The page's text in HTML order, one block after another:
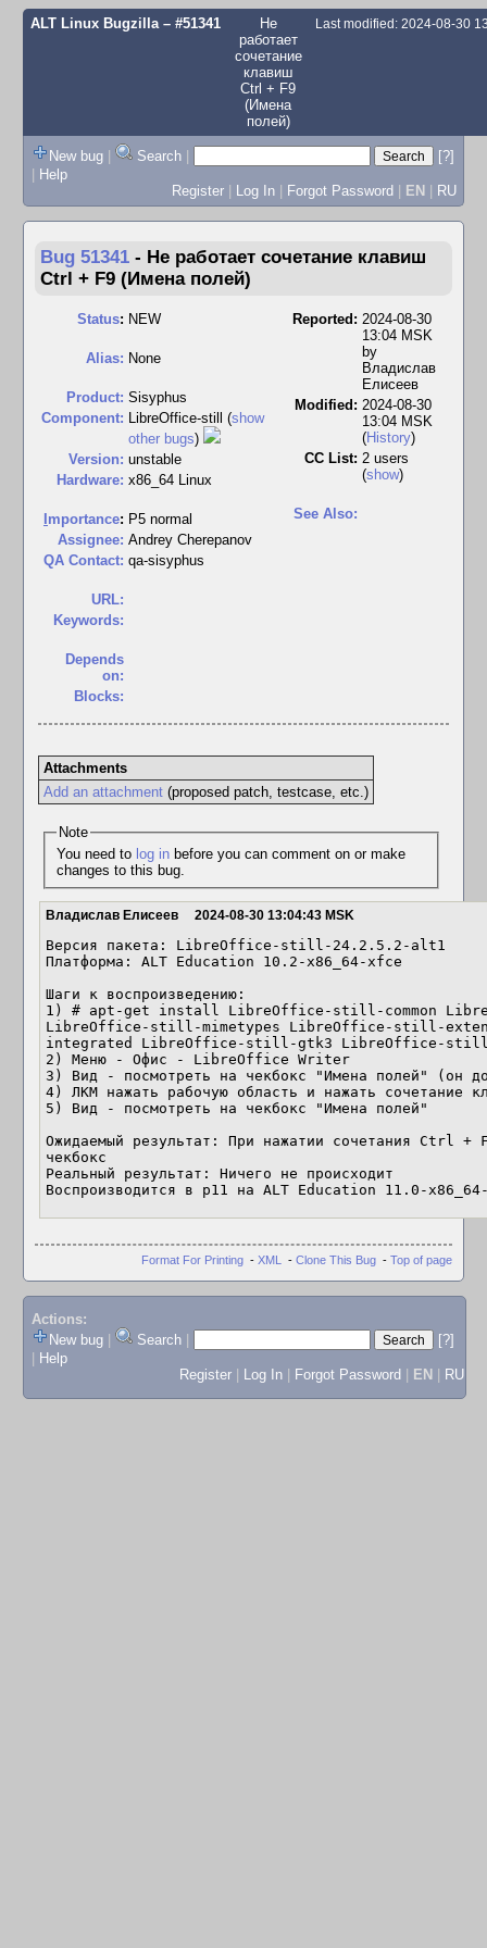
ALT Linux Bugzilla– #51341
Не
работает
сочетание
клавиш
Ctrl + F9
(Имена
полей)
Last modified: 2024-08-30
New bug | Search |
[?]
| Help
Register | Log In | Forgot Password | EN | RU
Bug 51341 - Не работает сочетание клавиш
Ctrl + F9 (Имена полей)
Status: NEW
Alias: None
Product: Sisyphus
Component: LibreOffice-still (show
other bugs)
Version: unstable
Hardware: x86_64 Linux
mportance: P5 normal
Assignee: Andrey Cherepanov
QA Contact: qa-sisyphus
URL:
Keywords:
Depends
on:
Blocks:
Reported: 2024-08-30
13:04 MSK
by
Владислав
Елисеев
Modified: 2024-08-30
13:04 MSK
(History)
CC List: 2 users
(show)
See Also:
Attachments
Add an attachment(proposed patch, testcase, etc.)
Note
You need to log inbefore you can comment on or make
changes to this bug.
Владислав Елисеев 2024-08-30 13:04:43 MSK
Версия пакета: LibreOffice-still-24.2.5.2-alt1
Платформа: ALT Education 10.2-x86_64-xfce
Шаги к воспроизведению:
1) # apt-get install LibreOffice-still-common
LibreOffice-still-mimetypes LibreOffice-still-
integrated LibreOffice-still-gtk3 LibreOffice-
2) Меню - Офис - LibreOffice Writer
3) Вид - посмотреть на чекбокс "Имена полей" (он
4) ЛКМ нажать рабочую область и нажать сочетание
5) Вид - посмотреть на чекбокс "Имена полей"
Ожидаемый результат: При нажатии сочетания Ctrl +
чекбокс
Реальный результат: Ничего не происходит
Воспроизводится в p11 на ALT Education 11.0-
Format For Printing - XML - Clone This Bug - Top of page
Actions:
New bug
Search
[?]
Help
Register
Log In Forgot Password EN RU